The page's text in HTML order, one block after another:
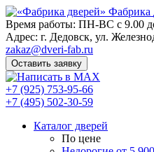
Фабрика
Время работы: ПН-ВС с 9.00
Адрес: г. Дедовск, ул.
zakaz@dveri-fab.ru
Оставить заявку
+7 (925) 753-95-66
+7 (495) 502-30-59
Каталог дверей
По цене